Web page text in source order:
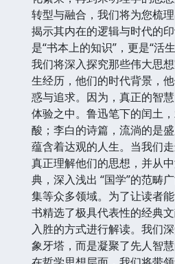
转型与融合，我们将为您梳
揭示其内在的逻辑与时代的
是“书本上的知识”，更是“活
我们将深入探究那些伟大思
生经历，他们的时代背景，
惑与追求。因为，真正的智
体验之中。鲁迅笔下的闰土
酸；李白的诗篇，流淌的是
蕴含着达观的人生。当我们
真正理解他们的思想，并从
典，深入浅出 “国学”的范畴
集等众多领域。为了让读者
书精选了极具代表性的经典
入胜的方式进行解读。我们
象牙塔，而是凝聚了先人智